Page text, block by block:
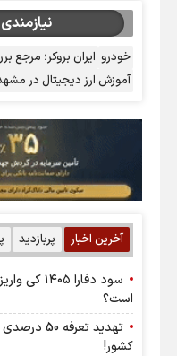
خودرو ایران بروکر؛ مرجع
آموزش ارز دیجیتال در
آخرین اخبار پربازدید
سود دفارا
است؟
تهدید تعرفه
کشور!